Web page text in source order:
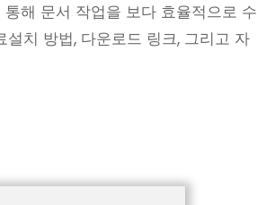
해 문서 작업을 보다 효율적으로 수
치 방법, 다운로드 링크, 그리고 자